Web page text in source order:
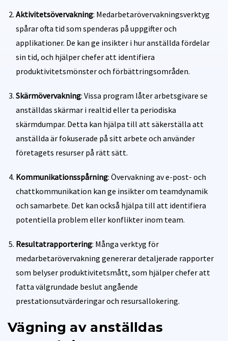
Aktivitetsövervakning: Medarbetarövervakningsverktyg
spårar ofta tid som spenderas på uppgifter och
applikationer. De kan ge insikter i hur anställda fördelar
sin tid, och hjälper chefer att identifiera
produktivitetsmönster och förbättringsområden.
Skärmövervakning: Vissa program låter arbetsgivare se
anställdas skärmar i realtid eller ta periodiska
skärmdumpar. Detta kan hjälpa till att säkerställa att
anställda är fokuserade på sitt arbete och använder
företagets resurser på rätt sätt.
Kommunikationsspårning: Övervakning av e-post- och
chattkommunikation kan ge insikter om teamdynamik
och samarbete. Det kan också hjälpa till att identifiera
potentiella problem eller konflikter inom team.
Resultatrapportering: Många verktyg för
medarbetarövervakning genererar detaljerade rapporter
som belyser produktivitetsmått, som hjälper chefer att
fatta välgrundade beslut angående
prestationsutvärderingar och resursallokering.
Vägning av anställdas